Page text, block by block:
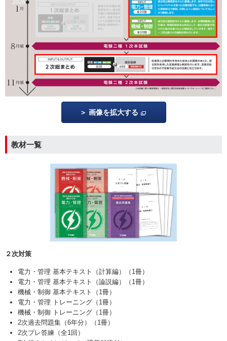
画像を拡大する
教材一覧
２次対策
電力・管理 基本テキスト（計算編）（1冊）
電力・管理 基本テキスト（論説編）（1冊）
機械・制御 基本テキスト（1冊）
電力・管理 トレーニング（1冊）
機械・制御 トレーニング（1冊）
2次過去問題集（6年分）（1冊）
2次プレ答練（全1回）